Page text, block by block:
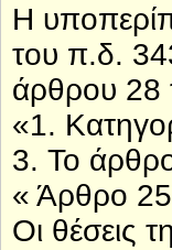
Η
του π.δ.
άρθρου 28
«1.
3. Το
« Άρθρο 25
Οι θέσεις